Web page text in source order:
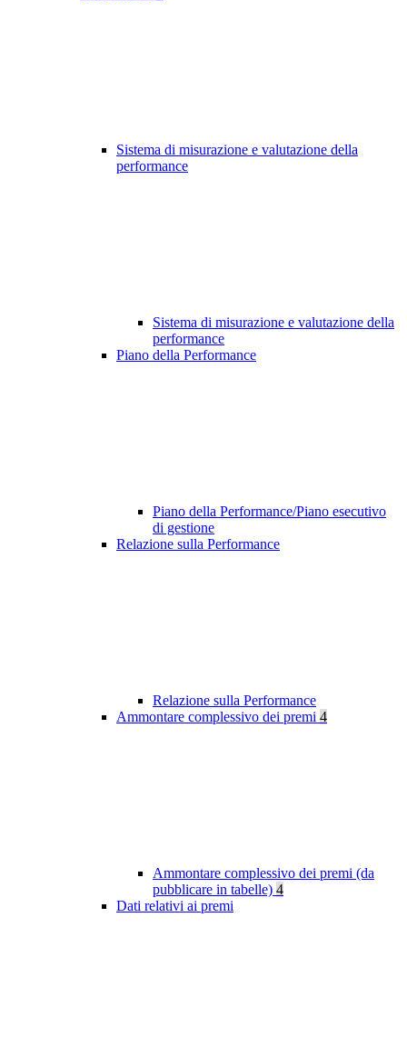
Sistema di misurazione e valutazione della
performance
Sistema di misurazione e valutazione della
performance
Piano della Performance
Piano della Performance/Piano esecutivo
di gestione
Relazione sulla Performance
Relazione sulla Performance
Ammontare complessivo dei premi 4
Ammontare complessivo dei premi (da
pubblicare in tabelle) 4
Dati relativi ai premi